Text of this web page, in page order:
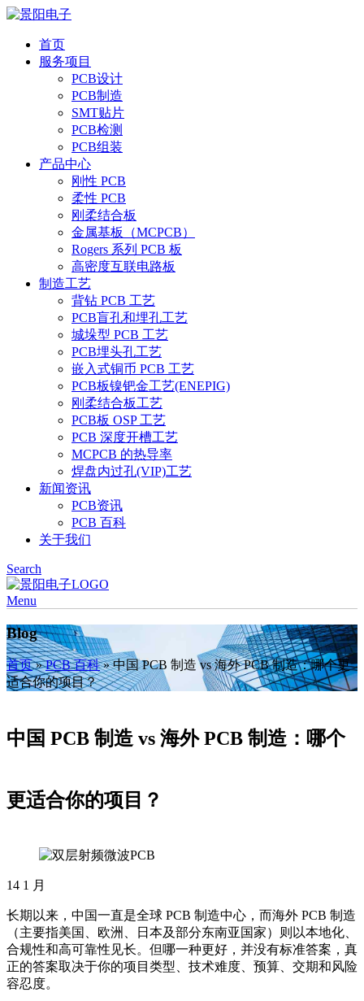
首页
服务项目
PCB设计
PCB制造
SMT贴片
PCB检测
PCB组装
产品中心
刚性 PCB
柔性 PCB
刚柔结合板
金属基板（MCPCB）
Rogers 系列 PCB 板
高密度互联电路板
制造工艺
背钻 PCB 工艺
PCB盲孔和埋孔工艺
城垛型 PCB 工艺
PCB埋头孔工艺
嵌入式铜币 PCB 工艺
PCB板镍钯金工艺(ENEPIG)
刚柔结合板工艺
PCB板 OSP 工艺
PCB 深度开槽工艺
MCPCB 的热导率
焊盘内过孔(VIP)工艺
新闻资讯
PCB资讯
PCB 百科
关于我们
Search
Menu
Blog
首页»PCB 百科»中国 PCB 制造 vs 海外 PCB 制造：哪个更
适合你的项目？
中国 PCB 制造 vs 海外 PCB 制造：哪个
更适合你的项目？
14 1 月
长期以来，中国一直是全球 PCB 制造中心，而海外 PCB 制造
（主要指美国、欧洲、日本及部分东南亚国家）则以本地化、
合规性和高可靠性见长。但哪一种更好，并没有标准答案，真
正的答案取决于你的项目类型、技术难度、预算、交期和风险
容忍度。